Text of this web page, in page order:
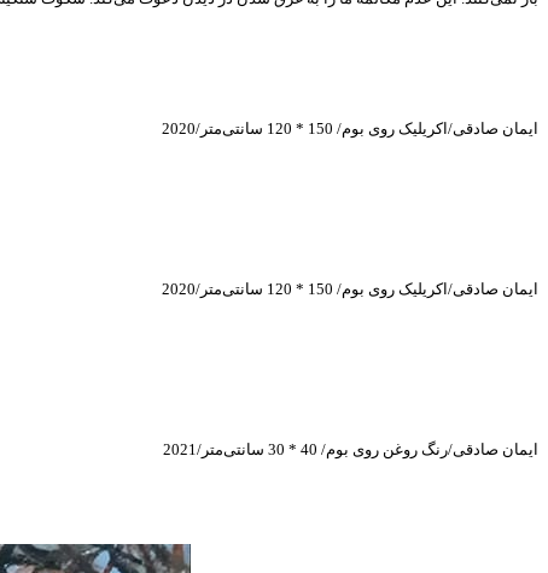
ایمان صادقی/اکریلیک روی بوم/ 150 * 120 سانتی‌متر/2020
ایمان صادقی/اکریلیک روی بوم/ 150 * 120 سانتی‌متر/2020
ایمان صادقی/رنگ روغن روی بوم/ 40 * 30 سانتی‌متر/2021